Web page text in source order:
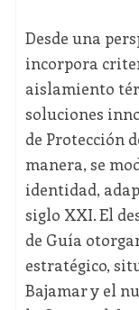
Desde una
incorpora
aislamiento
soluciones
de Protección
manera, se
identidad,
siglo XXI. El
de Guía
estratégico,
Bajamar y el